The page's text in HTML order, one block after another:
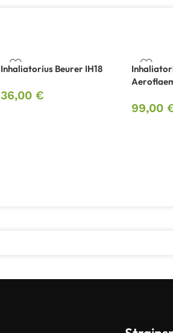
Inhaliatorius Beurer IH18
36,00 €
99,00